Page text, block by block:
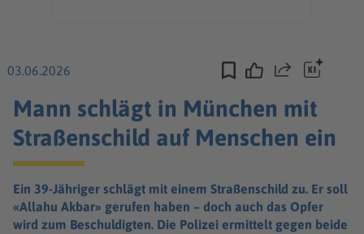
03.06.2026 Teilen
Mann schlägt in München mit
Straßenschild auf Menschen ein
Ein 39-Jähriger schlägt mit einem Straßenschild zu. Er soll
«Allahu Akbar» gerufen haben – doch auch das Opfer
wird zum Beschuldigten. Die Polizei ermittelt gegen beide